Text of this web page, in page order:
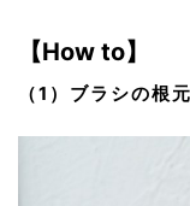
【How to】
（1）ブラシの根